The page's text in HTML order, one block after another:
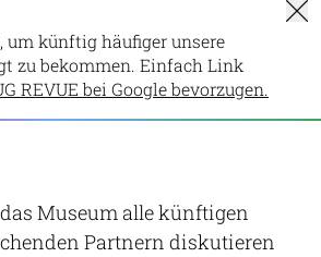
um künftig häufiger unsere
zu bekommen. Einfach Link
REVUE bei Google bevorzugen.
Museum alle künftigen
Partnern diskutieren